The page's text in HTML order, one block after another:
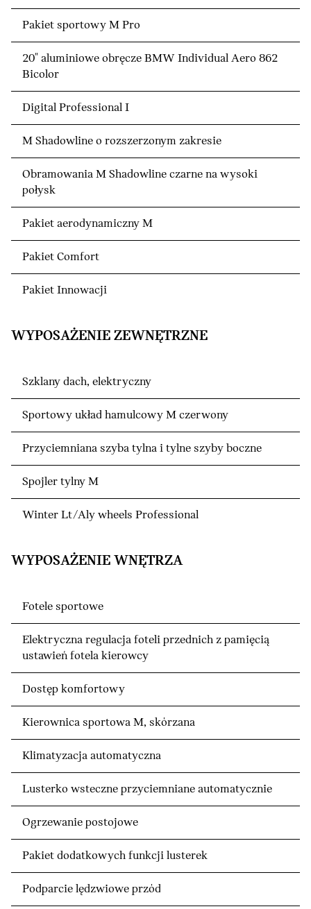
Pakiet sportowy M Pro
20" aluminiowe obręcze BMW Individual Aero 862
Bicolor
Digital Professional I
M Shadowline o rozszerzonym zakresie
Obramowania M Shadowline czarne na wysoki
połysk
Pakiet aerodynamiczny M
Pakiet Comfort
Pakiet Innowacji
WYPOSAŻENIE ZEWNĘTRZNE
Szklany dach, elektryczny
Sportowy układ hamulcowy M czerwony
Przyciemniana szyba tylna i tylne szyby boczne
Spojler tylny M
Winter Lt/Aly wheels Professional
WYPOSAŻENIE WNĘTRZA
Fotele sportowe
Elektryczna regulacja foteli przednich z pamięcią
ustawień fotela kierowcy
Dostęp komfortowy
Kierownica sportowa M, skórzana
Klimatyzacja automatyczna
Lusterko wsteczne przyciemniane automatycznie
Ogrzewanie postojowe
Pakiet dodatkowych funkcji lusterek
Podparcie lędzwiowe przód